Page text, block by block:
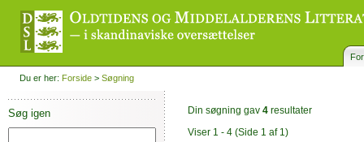
Du er her: Forside > Søgning
Søg igen Din søgning gav 4 resultater
Viser 1 - 4 (Side 1 af 1)